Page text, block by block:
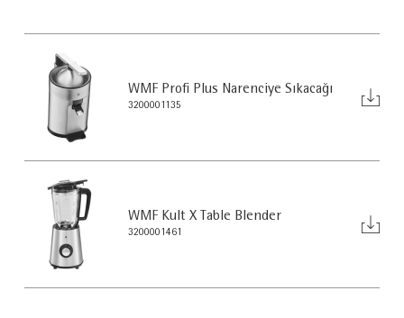
WMF Profi Plus Narenciye Sıkacağı
3200001135
WMF Kult X Table Blender
3200001461